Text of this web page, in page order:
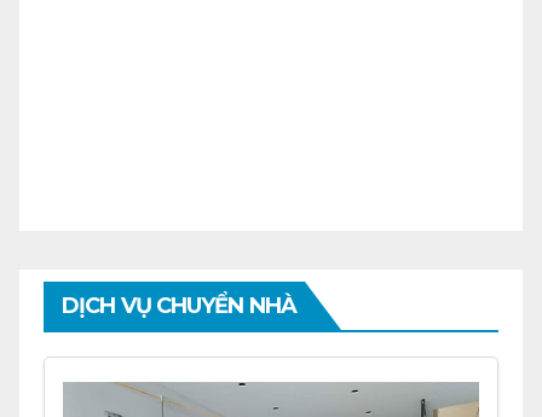
DỊCH VỤ CHUYỂN NHÀ